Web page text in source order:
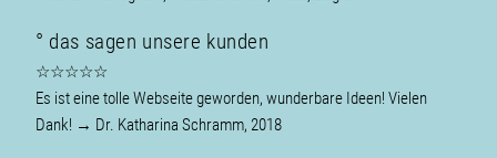
° das sagen unsere kunden
☆☆☆☆☆
Es ist eine tolle Webseite geworden, wunderbare Ideen! Vielen
Dank! → Dr. Katharina Schramm, 2018